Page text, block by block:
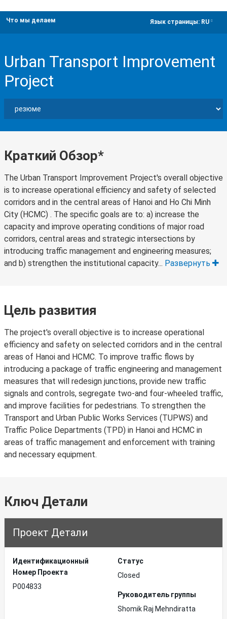
Что мы делаем Язык страницы: RU
Urban Transport Improvement
Project
Краткий Обзор*
The Urban Transport Improvement Project's overall objective
is to increase operational efficiency and safety of selected
corridors and in the central areas of Hanoi and Ho Chi Minh
City (HCMC) . The specific goals are to: a) increase the
capacity and improve operating conditions of major road
corridors, central areas and strategic intersections by
introducing traffic management and engineering measures;
and b) strengthen the institutional capacity... Развернуть
Цель развития
The project's overall objective is to increase operational
efficiency and safety on selected corridors and in the central
areas of Hanoi and HCMC. To improve traffic flows by
introducing a package of traffic engineering and management
measures that will redesign junctions, provide new traffic
signals and controls, segregate two-and four-wheeled traffic,
and improve facilities for pedestrians. To strengthen the
Transport and Urban Public Works Services (TUPWS) and
Traffic Police Departments (TPD) in Hanoi and HCMC in
areas of traffic management and enforcement with training
and necessary equipment.
Ключ Детали
Проект Детали
Идентификационный
Hомер Проекта
P004833
Статус
Closed
Руководитель группы
Shomik Raj Mehndiratta